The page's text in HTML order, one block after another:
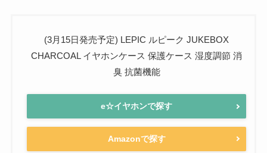
(3月15日発売予定) LEPIC ルピーク JUKEBOX
CHARCOAL イヤホンケース 保護ケース 湿度調節 消
臭 抗菌機能
e☆イヤホンで探す
Amazonで探す